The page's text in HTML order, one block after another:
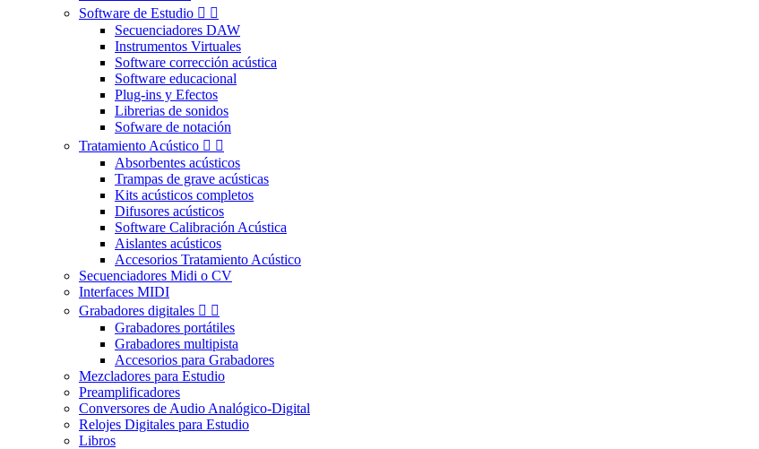
Software de Estudio  
Secuenciadores DAW
Instrumentos Virtuales
Software corrección acústica
Software educacional
Plug-ins y Efectos
Librerias de sonidos
Sofware de notación
Tratamiento Acústico  
Absorbentes acústicos
Trampas de grave acústicas
Kits acústicos completos
Difusores acústicos
Software Calibración Acústica
Aislantes acústicos
Accesorios Tratamiento Acústico
Secuenciadores Midi o CV
Interfaces MIDI
Grabadores digitales  
Grabadores portátiles
Grabadores multipista
Accesorios para Grabadores
Mezcladores para Estudio
Preamplificadores
Conversores de Audio Analógico-Digital
Relojes Digitales para Estudio
Libros